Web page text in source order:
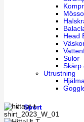
Head
Sulor
Skärp
Utrustning
Sport